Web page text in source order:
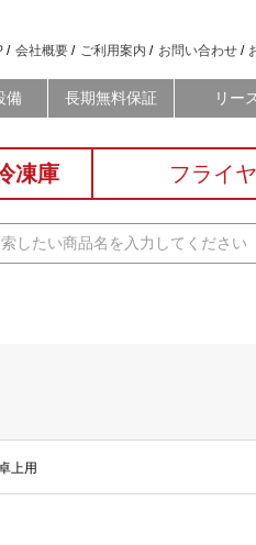
会社概要 ご利用案内 お問い合わせ
備 長期無料保証 リー
凍庫 フライ
上用